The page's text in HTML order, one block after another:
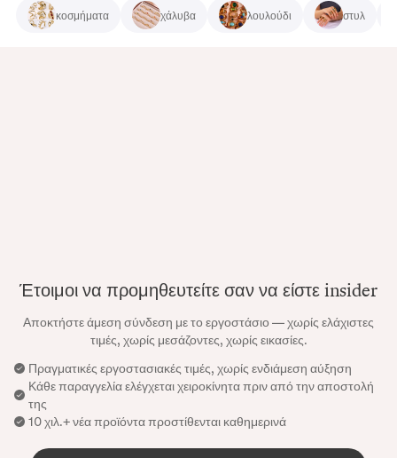
κοσμήματα χάλυβα λουλούδι στυλ
Έτοιμοι να προμηθευτείτε σαν να είστε insider
Αποκτήστε άμεση σύνδεση με το εργοστάσιο — χωρίς ελάχιστες
τιμές, χωρίς μεσάζοντες, χωρίς εικασίες.
Πραγματικές εργοστασιακές τιμές, χωρίς ενδιάμεση αύξηση
Κάθε παραγγελία ελέγχεται χειροκίνητα πριν από την αποστολή
της
10 χιλ.+ νέα προϊόντα προστίθενται καθημερινά